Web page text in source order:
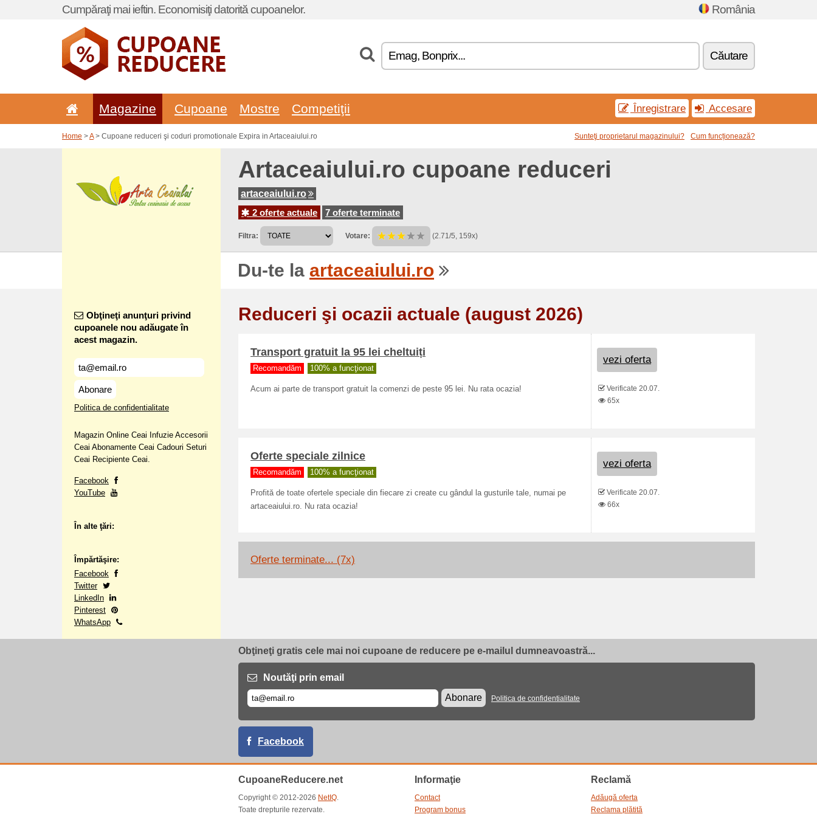
Cumpăraţi mai ieftin. Economisiţi datorită cupoanelor. România
Căutare
Magazine Cupoane Mostre Competiţii Înregistrare Accesare
Home >A> Cupoane reduceri şi coduri promotionale Expira in Artaceaiului.ro Sunteţi proprietarul magazinului? Cum funcționează?
Artaceaiului.ro cupoane reduceri
artaceaiului.ro
2 oferte actuale
7 oferte terminate
Filtra: Votare: (2.71/5, 159x)
Du-te la artaceaiului.ro
Obţineţi anunţuri privind
cupoanele nou adăugate în
acest magazin.
Abonare
Politica de confidentialitate
Magazin Online Ceai Infuzie Accesorii
Ceai Abonamente Ceai Cadouri Seturi
Ceai Recipiente Ceai.
Facebook
YouTube
În alte ţări:
Împărtăşire:
Facebook
Twitter
LinkedIn
Pinterest
WhatsApp
Reduceri şi ocazii actuale (august 2026)
Transport gratuit la 95 lei cheltuiți
Recomandăm 100% a funcţionat
Acum ai parte de transport gratuit la comenzi de peste 95 lei. Nu rata ocazia!
vezi oferta
Verificate 20.07.
65x
Oferte speciale zilnice
Recomandăm 100% a funcţionat
Profită de toate ofertele speciale din fiecare zi create cu gândul la gusturile tale, numai pe
artaceaiului.ro. Nu rata ocazia!
vezi oferta
Verificate 20.07.
66x
Oferte terminate... (7x)
Obţineţi gratis cele mai noi cupoane de reducere pe e-mailul dumneavoastră...
Noutăţi prin email
Abonare
Politica de confidentialitate
Facebook
CupoaneReducere.net
Copyright © 2012-2026 NetIQ.
Toate drepturile rezervate.
Informaţie
Contact
Program bonus
Reclamă
Adăugă oferta
Reclama plătită